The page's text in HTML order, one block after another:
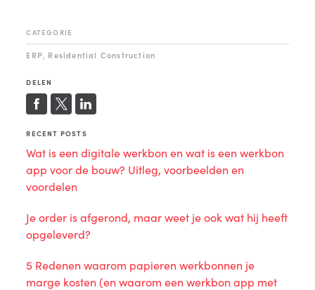
CATEGORIE
ERP Residential Construction
DELEN
RECENT POSTS
Wat is een digitale werkbon en wat is een werkbon
app voor de bouw? Uitleg, voorbeelden en
voordelen
Je order is afgerond, maar weet je ook wat hij heeft
opgeleverd?
5 Redenen waarom papieren werkbonnen je
marge kosten (en waarom een werkbon app met